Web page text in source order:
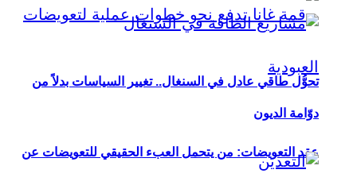
عقد التعويضات: من يتحمل العبء الحقيقي للتعويضات عن
تحوُّل طاقي عادل في السنغال.. تغيير السياسات بدلاً من
دوّامة الديون